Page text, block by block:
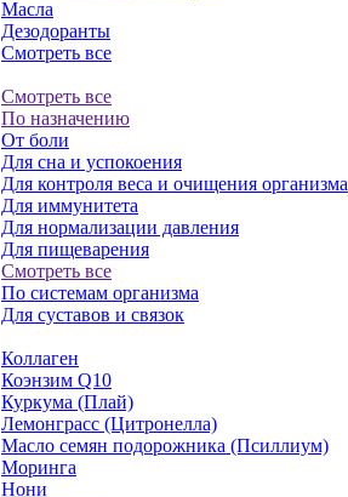
Масла
Дезодоранты
Смотреть все
Смотреть все
По назначению
От боли
Для сна и успокоения
Для контроля веса и очищения организма
Для иммунитета
Для нормализации давления
Для пищеварения
Смотреть все
По системам организма
Для суставов и связок
Коллаген
Коэнзим Q10
Куркума (Плай)
Лемонграсс (Цитронелла)
Масло семян подорожника (Псиллиум)
Моринга
Нони